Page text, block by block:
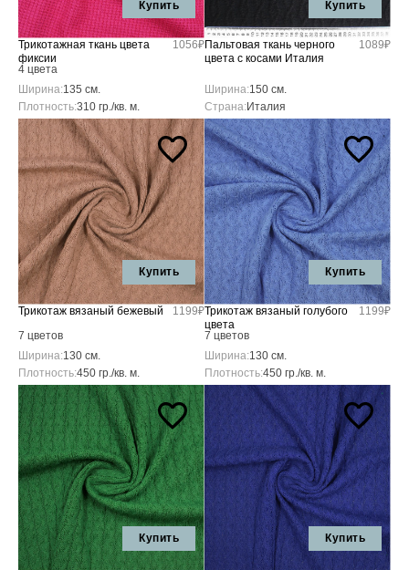
Купить
Трикотажная ткань цвета
фиксии
4 цвета
1056₽
Ширина:135 см.
Плотность:310 гр./кв. м.
Купить
Пальтовая ткань черного
цвета с косами Италия
1089₽
Ширина:150 см.
Страна:Италия
Купить
Трикотаж вязаный бежевый
7 цветов
1199₽
Ширина:130 см.
Плотность:450 гр./кв. м.
Купить
Трикотаж вязаный голубого
цвета
7 цветов
1199₽
Ширина:130 см.
Плотность:450 гр./кв. м.
Купить Купить